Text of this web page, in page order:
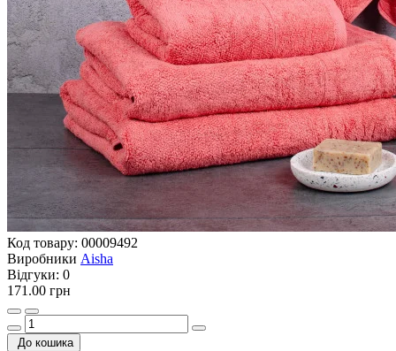
Код товару: 00009492
Виробники Aisha
Відгуки: 0
171.00 грн
До кошика